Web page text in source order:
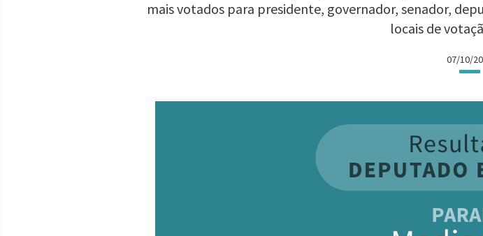
mais votados para presidente, governador, senador,
locais de
07/10/